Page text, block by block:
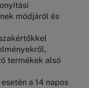
módjáról és
termékek alsó
a 14 napos